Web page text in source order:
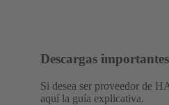
Descargas
Si desea ser proveedor de
aquí la guía explicativa.